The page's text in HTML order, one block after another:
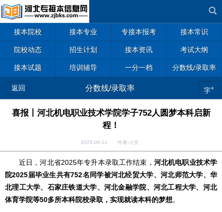
接本院校 接本专业 专接本报考 接本常识
院校动态 招生计划 接本资讯 考试大纲
接本试题 培训辅导 一分一档 分数线/录取率
返回 分数线/录取率 字+
喜报丨河北机电职业技术学院学子752人圆梦本科启新
程！
2025-06-11 作者:小文
近日，河北省2025年专升本录取工作结束， 河北机电职业技术学
院2025届毕业生共有752名同学被河北经贸大学、河北师范大学、华
北理工大学、石家庄铁道大学、河北金融学院、河北工程大学、河北
体育学院等50多所本科院校录取，实现就读本科的梦想。